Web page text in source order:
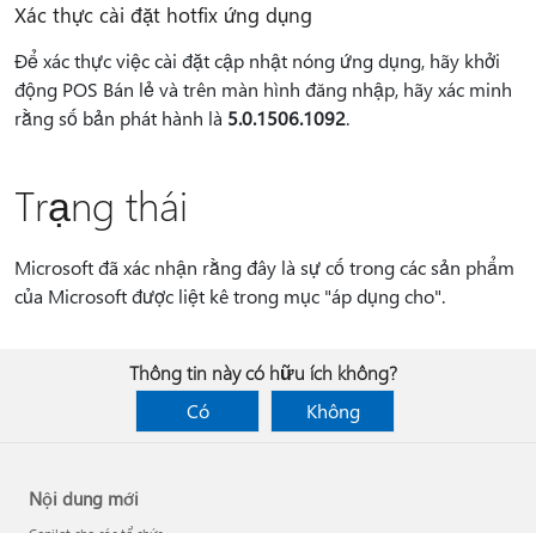
Xác thực cài đặt hotfix ứng dụng
Để xác thực việc cài đặt cập nhật nóng ứng dụng, hãy khởi
động POS Bán lẻ và trên màn hình đăng nhập, hãy xác minh
rằng số bản phát hành là 5.0.1506.1092.
Trạng thái
Microsoft đã xác nhận rằng đây là sự cố trong các sản phẩm
của Microsoft được liệt kê trong mục "áp dụng cho".
Thông tin này có hữu ích không?
Có
Không
Nội dung mới